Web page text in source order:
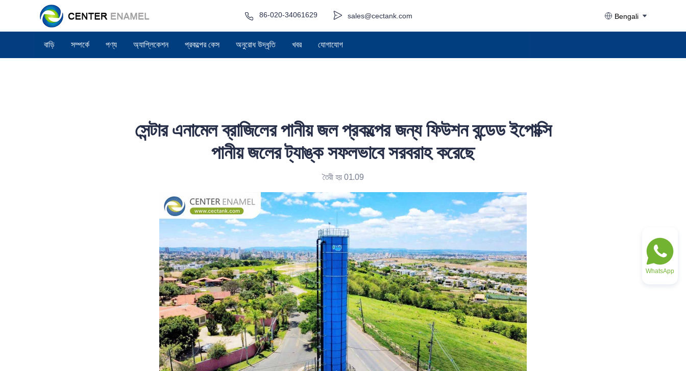
sales@cectank.com
86-020-34061629 Bengali
বাড়ি সম্পর্কে পণ্য অ্যাপ্লিকেশন প্রকল্পের কেস অনুরোধ উদ্ধৃতি খবর যোগাযোগ
সেন্টার এনামেল ব্রাজিলের পানীয় জল প্রকল্পের জন্য ফিউশন বন্ডেড ইপোক্সি
পানীয় জলের ট্যাঙ্ক সফলভাবে সরবরাহ করেছে
তৈরী হয় 01.09
WhatsApp